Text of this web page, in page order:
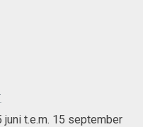
t.e.m. 15 september